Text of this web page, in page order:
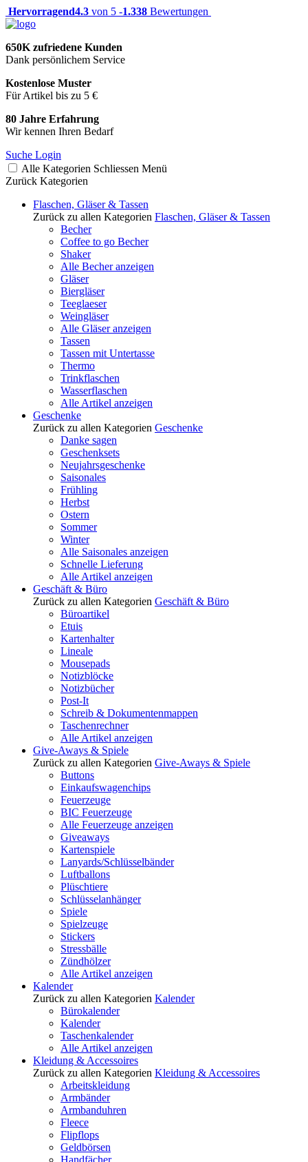
Hervorragend4.3 von 5 -1.338 Bewertungen
650K zufriedene Kunden
Dank persönlichem Service
Kostenlose Muster
Für Artikel bis zu 5 €
80 Jahre Erfahrung
Wir kennen Ihren Bedarf
Suche Login
Alle Kategorien Schliessen Menü
Zurück Kategorien
Flaschen, Gläser & Tassen
Zurück zu allen Kategorien Flaschen, Gläser & Tassen
Becher
Coffee to go Becher
Shaker
Alle Becher anzeigen
Gläser
Biergläser
Teeglaeser
Weingläser
Alle Gläser anzeigen
Tassen
Tassen mit Untertasse
Thermo
Trinkflaschen
Wasserflaschen
Alle Artikel anzeigen
Geschenke
Zurück zu allen Kategorien Geschenke
Danke sagen
Geschenksets
Neujahrsgeschenke
Saisonales
Frühling
Herbst
Ostern
Sommer
Winter
Alle Saisonales anzeigen
Schnelle Lieferung
Alle Artikel anzeigen
Geschäft & Büro
Zurück zu allen Kategorien Geschäft & Büro
Büroartikel
Etuis
Kartenhalter
Lineale
Mousepads
Notizblöcke
Notizbücher
Post-It
Schreib & Dokumentenmappen
Taschenrechner
Alle Artikel anzeigen
Give-Aways & Spiele
Zurück zu allen Kategorien Give-Aways & Spiele
Buttons
Einkaufswagenchips
Feuerzeuge
BIC Feuerzeuge
Alle Feuerzeuge anzeigen
Giveaways
Kartenspiele
Lanyards/Schlüsselbänder
Luftballons
Plüschtiere
Schlüsselanhänger
Spiele
Spielzeuge
Stickers
Stressbälle
Zündhölzer
Alle Artikel anzeigen
Kalender
Zurück zu allen Kategorien Kalender
Bürokalender
Kalender
Taschenkalender
Alle Artikel anzeigen
Kleidung & Accessoires
Zurück zu allen Kategorien Kleidung & Accessoires
Arbeitskleidung
Armbänder
Armbanduhren
Fleece
Flipflops
Geldbörsen
Handfächer